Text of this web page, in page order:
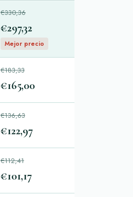
€330,36
€297,32
Mejor precio
€183,33
€165,00
€136,63
€122,97
€112,41
€101,17